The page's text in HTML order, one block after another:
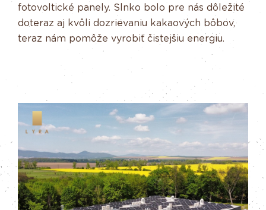
fotovoltické panely. Slnko bolo pre nás dôležité
doteraz aj kvôli dozrievaniu kakaových bôbov,
teraz nám pomôže vyrobiť čistejšiu energiu.